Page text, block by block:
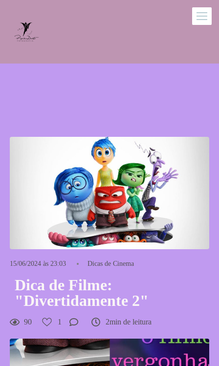
15/06/2024 às 23:03 Dicas de Cinema
Dica de Filme:
"Divertidamente 2"
90 1 2min de leitura